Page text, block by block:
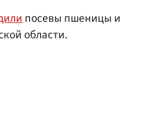
посевы пшеницы и
области.